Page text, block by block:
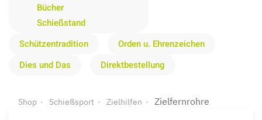
Bücher
Schießstand
Schützentradition
Orden u. Ehrenzeichen
Dies und Das
Direktbestellung
Shop Schießsport Zielhilfen Zielfernrohre